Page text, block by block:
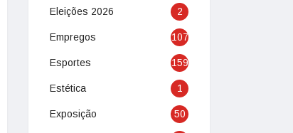
Eleições 2026 2
Empregos 107
Esportes 159
Estética 1
Exposição 50